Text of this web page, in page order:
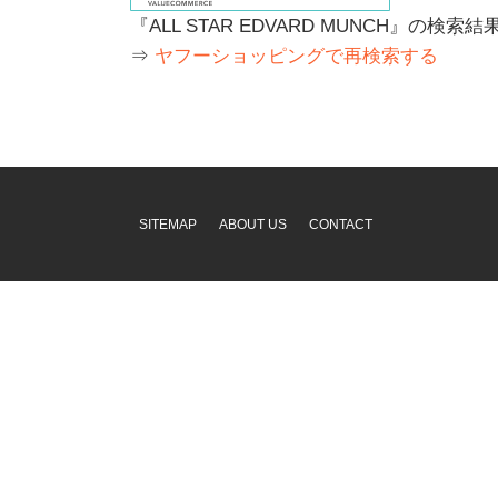
『ALL STAR EDVARD MUNCH』の検索結
⇒ ヤフーショッピングで再検索する
SITEMAP ABOUT US CONTACT